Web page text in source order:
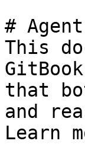
#
This
that
and
Learn